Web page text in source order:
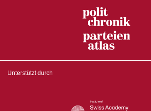
Unterstützt durch